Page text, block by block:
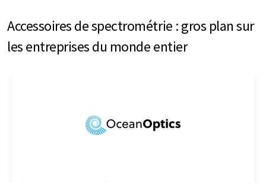
Accessoires de spectrométrie : gros plan sur
les entreprises du monde entier